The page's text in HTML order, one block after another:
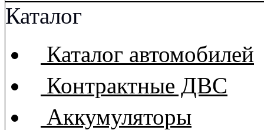
Каталог
Каталог автомобилей
Контрактные ДВС
Аккумуляторы